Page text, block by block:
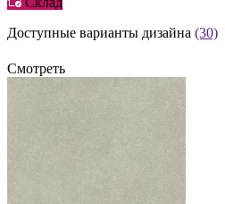
Доступные варианты дизайна (30)
Смотреть